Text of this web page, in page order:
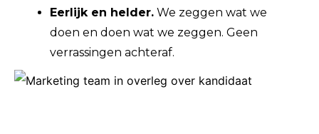
Eerlijk en helder. We zeggen wat we
doen en doen wat we zeggen. Geen
verrassingen achteraf.